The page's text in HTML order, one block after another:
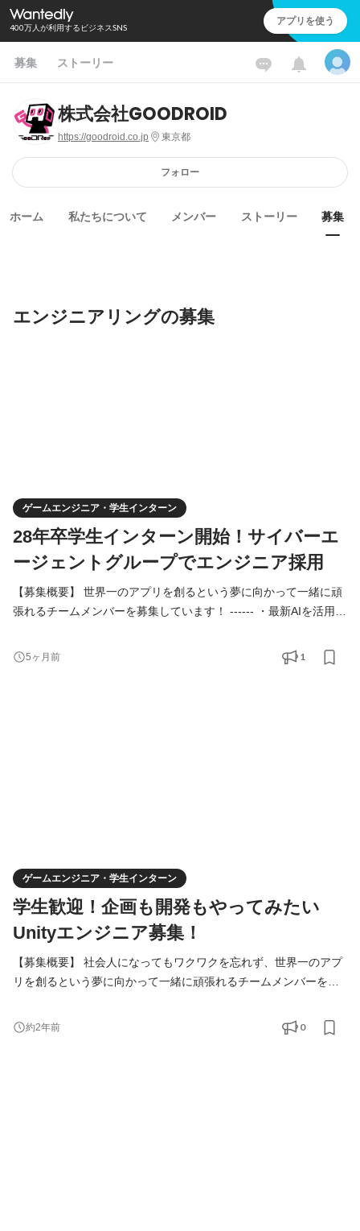
400万人が利用するビジネスSNS アプリを使う
募集 ストーリー
株式会社GOODROID
https://goodroid.co.jp 東京都
フォロー
ホーム 私たちについて メンバー ストーリー 募集
エンジニアリングの募集
ゲームエンジニア・学生インターン
28年卒学生インターン開始！サイバーエ
ージェントグループでエンジニア採用
【募集概要】 世界一のアプリを創るという夢に向かって一緒に頑
張れるチームメンバーを募集しています！ ------ ・最新AIを活用し
・サービスの企画から開発、マーケティングまで幅広い業務に挑
戦したい方 ・世の中をアッと驚かすようなヒットサービスを生み
5ヶ月前 1
ゲームエンジニア・学生インターン
学生歓迎！企画も開発もやってみたい
Unityエンジニア募集！
【募集概要】 社会人になってもワクワクを忘れず、世界一のアプ
リを創るという夢に向かって一緒に頑張れるチームメンバーを募
まで幅広い業務に挑戦したい方 ・世の中をアッと驚かすようなヒ
ットサービスを生み出したい方 ・世界中の人の心を掴むような広
約2年前 0